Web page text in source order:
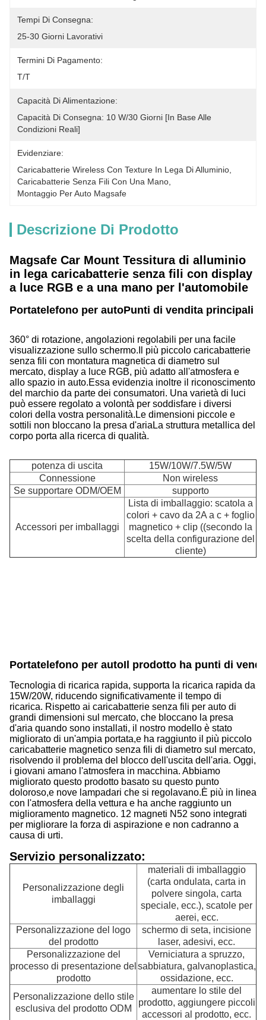
Tempi Di Consegna:
25-30 Giorni Lavorativi
Termini Di Pagamento:
T/T
Capacità Di Alimentazione:
Capacità Di Consegna: 10 W/30 Giorni [in Base Alle
Condizioni Reali]
Evidenziare:
Caricabatterie Wireless Con Texture In Lega Di Alluminio
Caricabatterie Senza Fili Con Una Mano
Montaggio Per Auto Magsafe
Descrizione Di Prodotto
Magsafe Car Mount Tessitura di alluminio
in lega caricabatterie senza fili con display
a luce RGB e a una mano per l'automobile
Portatelefono per autoPunti di vendita principali
360° di rotazione, angolazioni regolabili per una facile
visualizzazione sullo schermo. Il più piccolo caricabatterie
senza fili con montatura magnetica di diametro sul
mercato, display a luce RGB, più adatto all'atmosfera e
allo spazio in auto.Essa evidenzia inoltre il riconoscimento
del marchio da parte dei consumatori. Una varietà di luci
può essere regolato a volontà per soddisfare i diversi
colori della vostra personalità.Le dimensioni piccole e
sottili non bloccano la presa d'ariaLa struttura metallica del
corpo porta alla ricerca di qualità.
potenza di uscita
15W/10W/7.5W/5W
Connessione
Non wireless
Se supportare ODM/OEM
supporto
Accessori per imballaggi
Lista di imballaggio: scatola a
colori + cavo da 2A a c + foglio
magnetico + clip ((secondo la
scelta della configurazione del
cliente)
Portatelefono per autoIl prodotto ha punti di
Tecnologia di ricarica rapida, supporta la ricarica rapida da
15W/20W, riducendo significativamente il tempo di
ricarica. Rispetto ai caricabatterie senza fili per auto di
grandi dimensioni sul mercato, che bloccano la presa
d'aria quando sono installati, il nostro modello è stato
migliorato di un'ampia portata,e ha raggiunto il più piccolo
caricabatterie magnetico senza fili di diametro sul mercato,
risolvendo il problema del blocco dell'uscita dell'aria. Oggi,
i giovani amano l'atmosfera in macchina. Abbiamo
migliorato questo prodotto basato su questo punto
doloroso,e nove lampadari che si regolavano.È più in linea
con l'atmosfera della vettura e ha anche raggiunto un
miglioramento magnetico. 12 magneti N52 sono integrati
per migliorare la forza di aspirazione e non cadranno a
causa di urti.
Servizio personalizzato:
Personalizzazione degli
imballaggi
materiali di imballaggio
(carta ondulata, carta in
polvere singola, carta
speciale, ecc.), scatole per
aerei, ecc.
Personalizzazione del logo
del prodotto
schermo di seta, incisione
laser, adesivi, ecc.
Personalizzazione del
processo di presentazione del
prodotto
Verniciatura a spruzzo,
sabbiatura, galvanoplastica,
ossidazione, ecc.
Personalizzazione dello stile
esclusiva del prodotto ODM
aumentare lo stile del
prodotto, aggiungere piccoli
accessori al prodotto, ecc.